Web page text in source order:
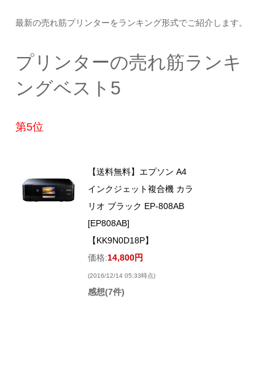
最新の売れ筋プリンターをランキング形式でご紹介します。
プリンターの売れ筋ランキ
ングベスト5
第5位
【送料無料】エプソン A4
インクジェット複合機 カラ
リオ ブラック EP-808AB
[EP808AB]
【KK9N0D18P】
価格:14,800円
(2016/12/14 05:33時点)
感想(7件)